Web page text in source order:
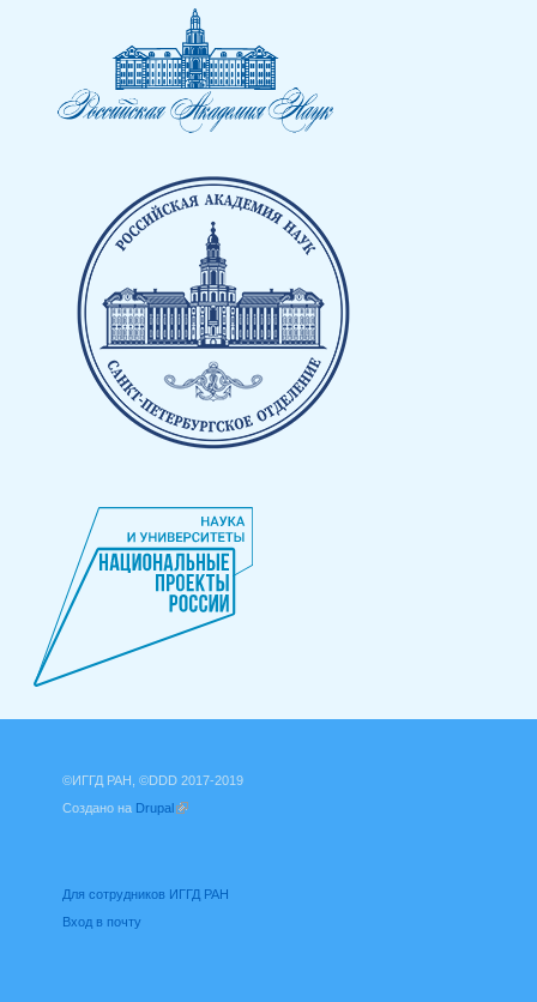
©ИГГД РАН, ©DDD 2017-2019
Создано на Drupal
Для сотрудников ИГГД РАН
Вход в почту